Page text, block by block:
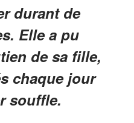
durant de
Elle a pu
de sa fille,
chaque jour
souffle.